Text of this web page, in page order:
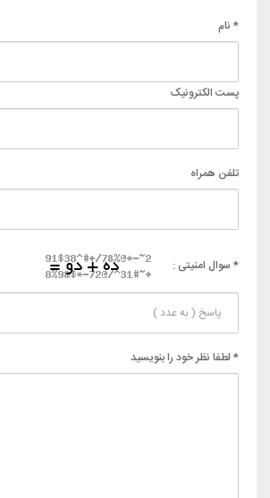
* نام
پست الکترونیک
تلفن همراه
* سوال امنیتی :
* لطفا نظر خود را بنویسید